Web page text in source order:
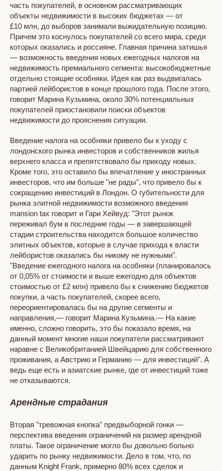
часть покупателей, в основном рассматривающих
объекты недвижимости в высоких бюджетах — от
£10 млн, до выборов занимали выжидательную позицию.
Причем это коснулось покупателей со всего мира, среди
которых оказались и россияне. Главная причина затишья
— возможность введения новых ежегодных налогов на
недвижимость премиального сегмента: высокобюджетные
отдельно стоящие особняки. Идея как раз выдвигалась
партией лейбористов в конце прошлого года. После этого,
говорит Марина Кузьмина, около 30% потенциальных
покупателей приостановили поиски объектов
недвижимости до прояснения ситуации.
Введение налога на особняки привело бы к уходу с
лондонского рынка инвесторов и собственников жилья
верхнего класса и препятствовало бы приходу новых.
Кроме того, это оставило бы впечатление у иностранных
инвесторов, что им больше "не рады", что привело бы к
сокращению инвестиций в Лондон. О губительности для
рынка элитной недвижимости возможного введения
mansion tax говорит и Гари Хейвуд: "Этот рынок
переживал бум в последние годы — в завершающей
стадии строительства находится большое количество
элитных объектов, которые в случае прихода к власти
лейбористов оказались бы никому не нужными".
"Введение ежегодного налога на особняки (планировалось
от 0,05% от стоимости и выше ежегодно для объектов
стоимостью от £2 млн) привело бы к снижению бюджетов
покупки, а часть покупателей, скорее всего,
переориентировалась бы на другие сегменты и
направления,— говорит Марина Кузьмина.— На какие
именно, сложно говорить, это бы показало время, на
данный момент многие наши покупатели рассматривают
наравне с Великобританией Швейцарию для собственного
проживания, а Австрию и Германию — для инвестиций". А
ведь еще есть и азиатские рынке, где от инвестиций тоже
не отказываются.
Арендные страдания
Вторая "тревожная кнопка" предвыборной гонки —
перспектива введения ограничений на размер арендной
платы. Такое ограничение могло бы довольно больно
ударить по рынку недвижимости. Дело в том, что, по
данным Knight Frank, примерно 80% всех сделок и